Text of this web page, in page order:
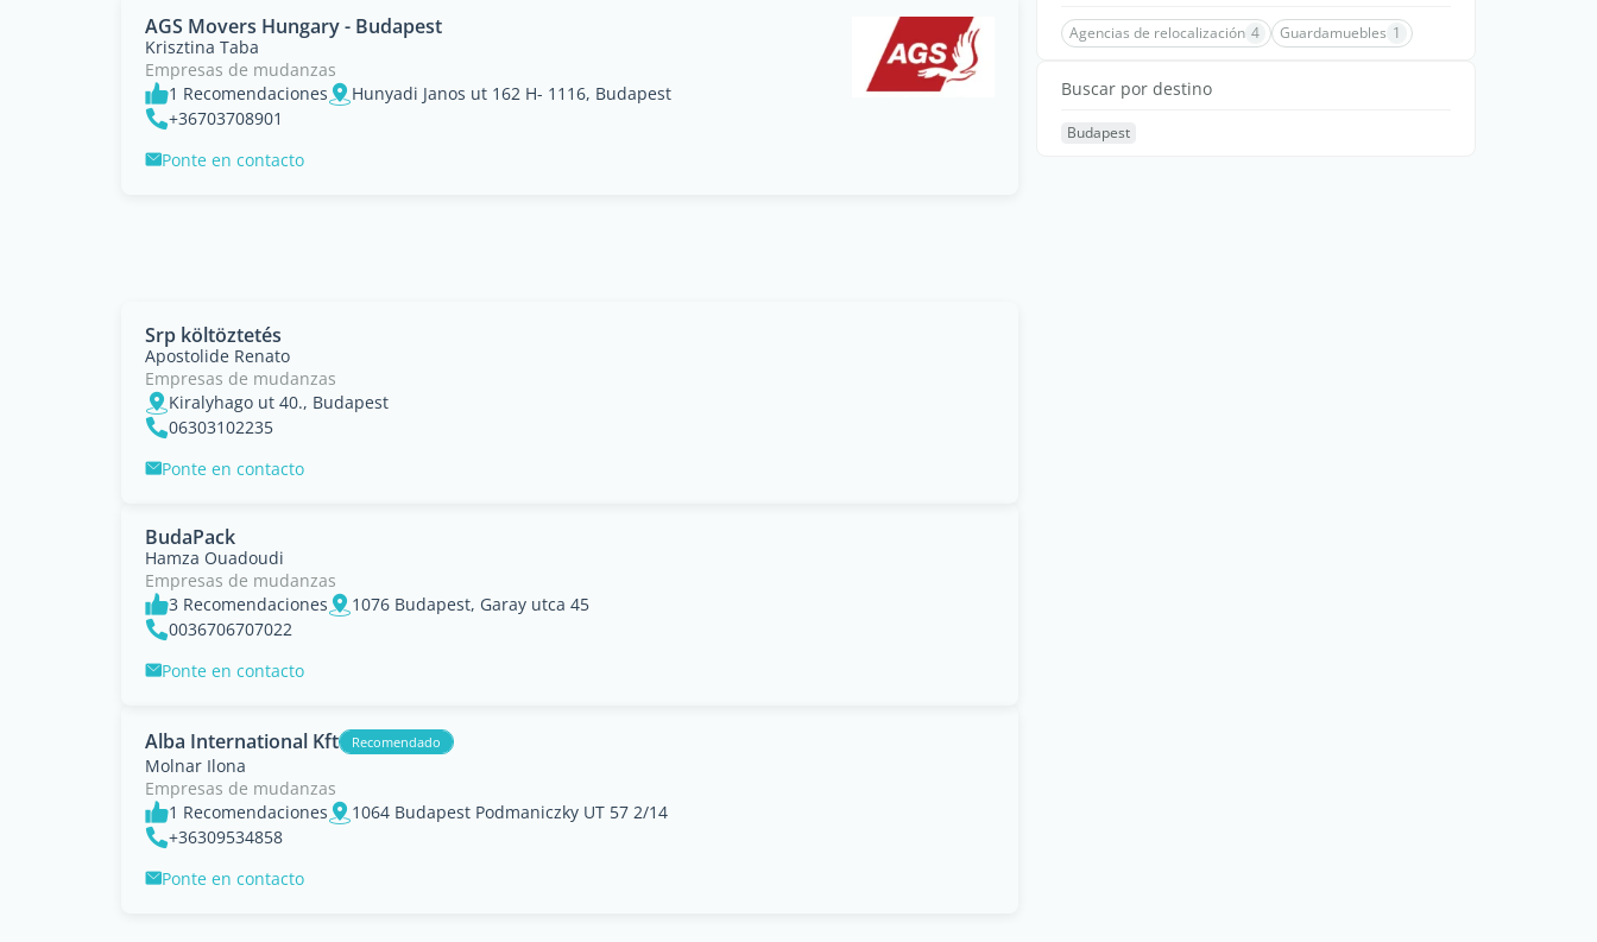
AGS Movers Hungary - Budapest
Krisztina Taba
Empresas de mudanzas
1 Recomendaciones
Hunyadi Janos ut 162 H- 1116, Budapest
+36703708901
Ponte en contacto
Srp költöztetés
Apostolide Renato
Empresas de mudanzas
Kiralyhago ut 40., Budapest
06303102235
Ponte en contacto
BudaPack
Hamza Ouadoudi
Empresas de mudanzas
3 Recomendaciones
1076 Budapest, Garay utca 45
0036706707022
Ponte en contacto
Alba International Kft Recomendado
Molnar Ilona
Empresas de mudanzas
1 Recomendaciones
1064 Budapest Podmaniczky UT 57 2/14
+36309534858
Ponte en contacto
Agencias de relocalización 4 Guardamuebles 1
Buscar por destino
Budapest